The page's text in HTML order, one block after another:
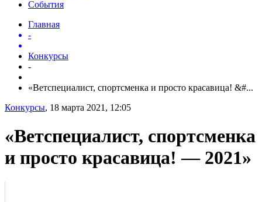
События
Главная
-
Конкурсы
-
«Ветспециалист, спортсменка и просто красавица! &#...
Конкурсы, 18 марта 2021, 12:05
«Ветспециалист, спортсменка
и просто красавица! — 2021»